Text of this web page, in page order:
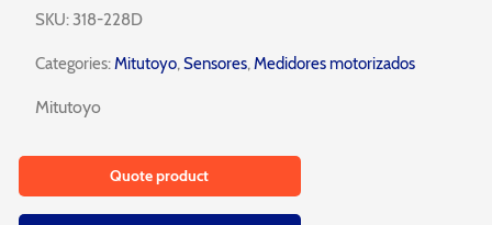
SKU:318-228D
Categories:Mitutoyo, Sensores, Medidores motorizados
Mitutoyo
Quote product